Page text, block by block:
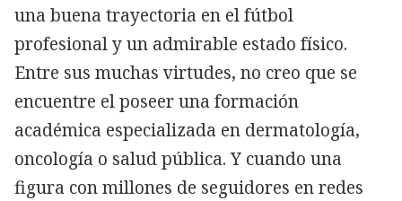
una buena trayectoria en el fútbol
profesional y un admirable estado físico.
Entre sus muchas virtudes, no creo que se
encuentre el poseer una formación
académica especializada en dermatología,
oncología o salud pública. Y cuando una
figura con millones de seguidores en redes